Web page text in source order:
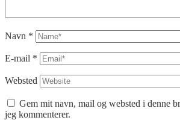
Navn *
E-mail *
Websted
Gem mit navn, mail og websted i denne
jeg kommenterer.